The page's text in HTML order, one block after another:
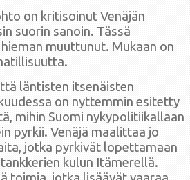
on kritisoinut Venäjän
suorin sanoin. Tässä
muuttunut. Mukaan on
läntisten itsenäisten
on nyttemmin esitetty
mihin Suomi nykypolitiikallaan
pyrkii. Venäjä maalittaa jo
jotka pyrkivät lopettamaan
kulun Itämerellä.